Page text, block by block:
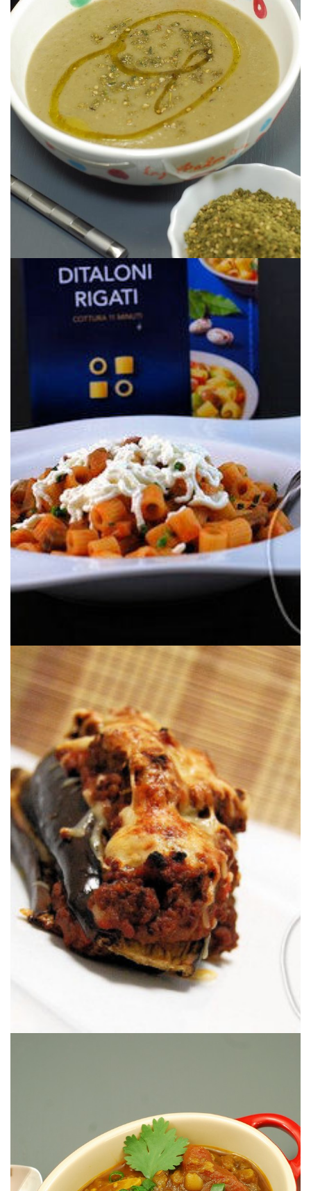
CREMA DE BERENJENA & ZAATAR
Retomando las buenas costumbres.
PASTA ALLA PECORARA (PASTA CON
BERENJENAS & RICOTTA)
Un clásico de la cocina italiana casera.
LASAÑA DE MOUSSAKA A MI
MANERA
Una versión personal de la musaka.